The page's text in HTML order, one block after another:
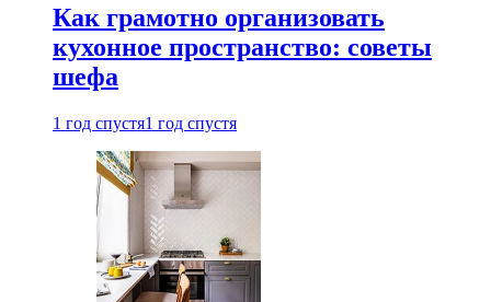
Как грамотно организовать
кухонное пространство: советы
шефа
1 год спустя1 год спустя